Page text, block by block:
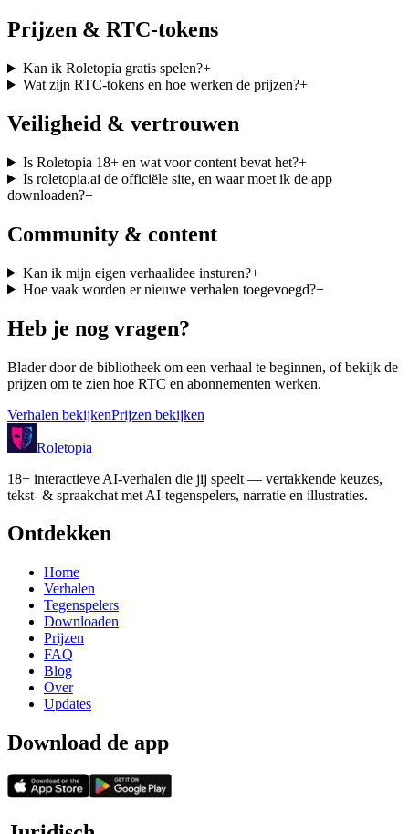
Prijzen & RTC-tokens
Kan ik Roletopia gratis spelen?+
Wat zijn RTC-tokens en hoe werken de prijzen?+
Veiligheid & vertrouwen
Is Roletopia 18+ en wat voor content bevat het?+
Is roletopia.ai de officiële site, en waar moet ik de app
downloaden?+
Community & content
Kan ik mijn eigen verhaalidee insturen?+
Hoe vaak worden er nieuwe verhalen toegevoegd?+
Heb je nog vragen?
Blader door de bibliotheek om een verhaal te beginnen, of bekijk de
prijzen om te zien hoe RTC en abonnementen werken.
Verhalen bekijkenPrijzen bekijken
Roletopia
18+ interactieve AI-verhalen die jij speelt — vertakkende keuzes,
tekst- & spraakchat met AI-tegenspelers, narratie en illustraties.
Ontdekken
Home
Verhalen
Tegenspelers
Downloaden
Prijzen
FAQ
Blog
Over
Updates
Download de app